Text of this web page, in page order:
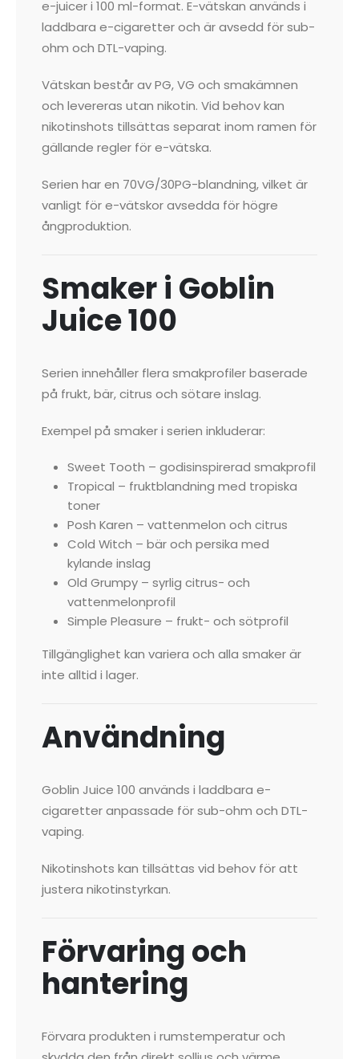
e-juicer i 100 ml-format. E-vätskan används i
laddbara e-cigaretter och är avsedd för sub-
ohm och DTL-vaping.
Vätskan består av PG, VG och smakämnen
och levereras utan nikotin. Vid behov kan
nikotinshots tillsättas separat inom ramen för
gällande regler för e-vätska.
Serien har en 70VG/30PG-blandning, vilket är
vanligt för e-vätskor avsedda för högre
ångproduktion.
Smaker i Goblin
Juice 100
Serien innehåller flera smakprofiler baserade
på frukt, bär, citrus och sötare inslag.
Exempel på smaker i serien inkluderar:
Sweet Tooth – godisinspirerad smakprofil
Tropical – fruktblandning med tropiska
toner
Posh Karen – vattenmelon och citrus
Cold Witch – bär och persika med
kylande inslag
Old Grumpy – syrlig citrus- och
vattenmelonprofil
Simple Pleasure – frukt- och sötprofil
Tillgänglighet kan variera och alla smaker är
inte alltid i lager.
Användning
Goblin Juice 100 används i laddbara e-
cigaretter anpassade för sub-ohm och DTL-
vaping.
Nikotinshots kan tillsättas vid behov för att
justera nikotinstyrkan.
Förvaring och
hantering
Förvara produkten i rumstemperatur och